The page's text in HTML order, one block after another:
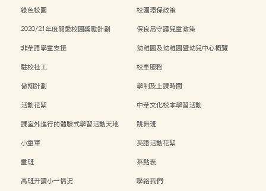
綠色校園
校園環保政策
2020/21年度關愛校園獎勵計劃
保良局守護兒童政策
非華語學童支援
幼稚園及幼稚園暨幼兒中心概覽
駐校社工
校車服務
傲翔計劃
學制及上課時間
活動花絮
中華文化校本學習活動
課室外進行的體驗式學習活動天地
跳舞班
小童軍
英語活動花絮
畫班
茶點表
高班升讀小一情況
聯絡我們